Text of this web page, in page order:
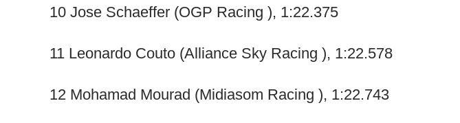
10 Jose Schaeffer (OGP Racing ), 1:22.375
11 Leonardo Couto (Alliance Sky Racing ), 1:22.578
12 Mohamad Mourad (Midiasom Racing ), 1:22.743